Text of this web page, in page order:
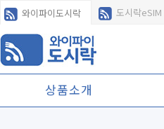
와이파이도시락 도시락eSIM
상품소개